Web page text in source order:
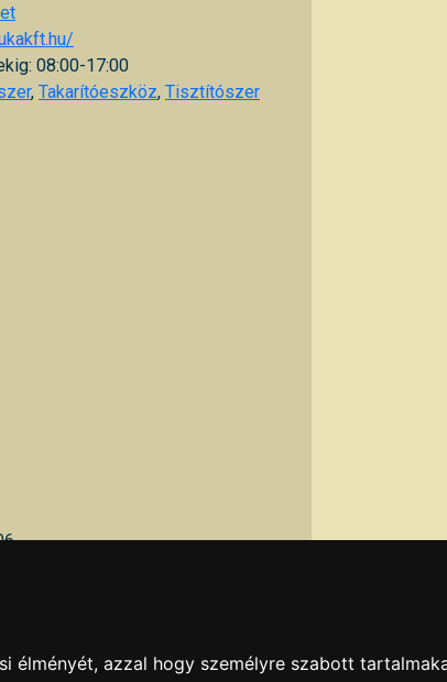
08:00-17:00
, Takarítóeszköz, Tisztítószer
élményét, azzal hogy személyre szabott